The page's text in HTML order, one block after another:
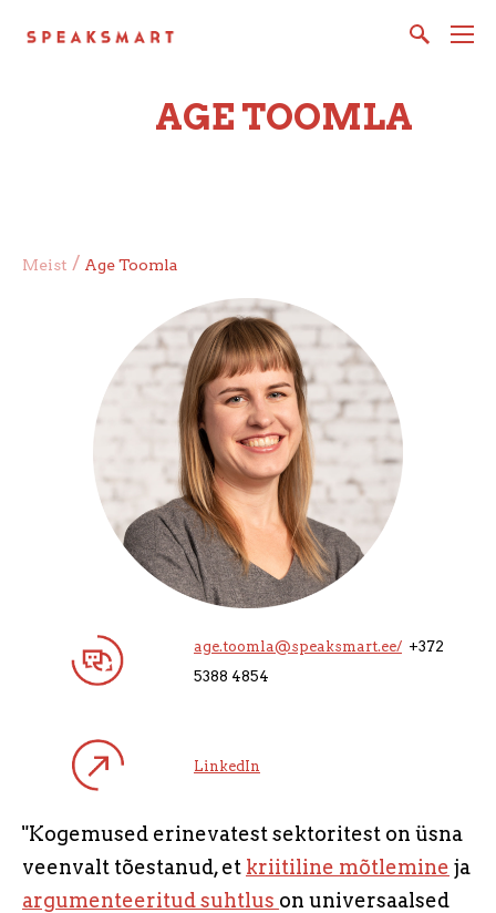
AGE TOOMLA
Meist / Age Toomla
age.toomla@speaksmart.ee/ +372
5388 4854
LinkedIn
"Kogemused erinevatest sektoritest on üsna
veenvalt tõestanud, et kriitiline mõtlemine ja
argumenteeritud suhtlus on universaalsed